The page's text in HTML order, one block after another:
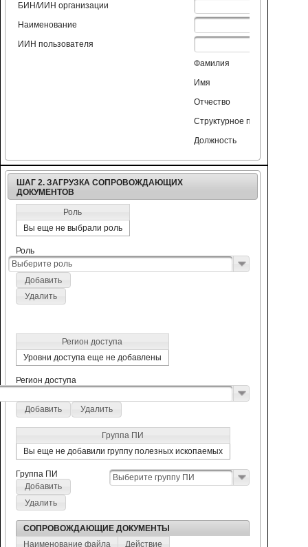
БИН/ИИН организации
Наименование
ИИН пользователя
Фамилия
Имя
Отчество
Структурное подразделение
Должность
ШАГ 2. ЗАГРУЗКА СОПРОВОЖДАЮЩИХ
ДОКУМЕНТОВ
Роль
Вы еще не выбрали роль
Роль
Выберите роль
Добавить
Удалить
Регион доступа
Уровни доступа еще не добавлены
Регион доступа
Добавить Удалить
Группа ПИ
Вы еще не добавили группу полезных ископаемых
Группа ПИ
Выберите группу ПИ
Добавить
Удалить
СОПРОВОЖДАЮЩИЕ ДОКУМЕНТЫ
Наименование файла
Действие